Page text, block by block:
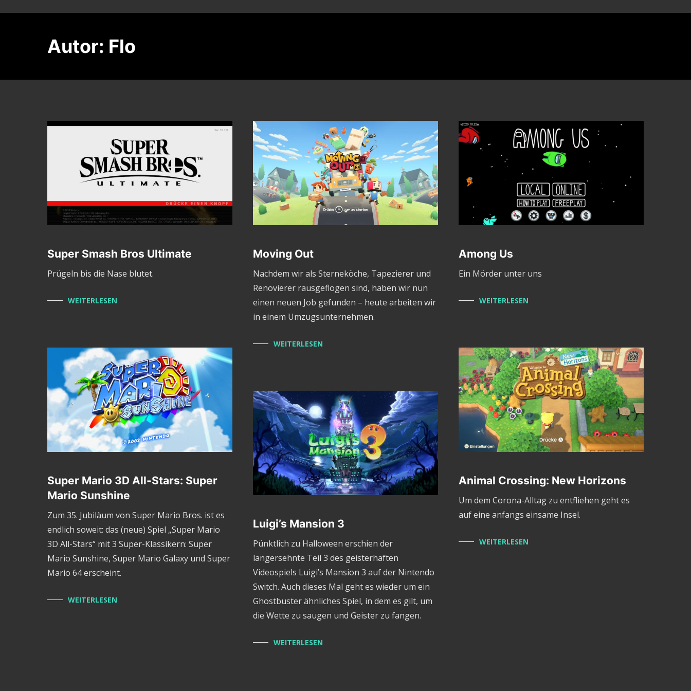
Autor: Flo
Super Smash Bros Ultimate
Prügeln bis die Nase blutet.
WEITERLESEN
Moving Out
Nachdem wir als Sterneköche, Tapezierer und
Renovierer rausgeflogen sind, haben wir nun
einen neuen Job gefunden – heute arbeiten wir
in einem Umzugsunternehmen.
WEITERLESEN
Among Us
Ein Mörder unter uns
WEITERLESEN
Super Mario 3D All-Stars: Super
Mario Sunshine
Zum 35. Jubiläum von Super Mario Bros. ist es
endlich soweit: das (neue) Spiel „Super Mario
3D All-Stars“ mit 3 Super-Klassikern: Super
Mario Sunshine, Super Mario Galaxy und Super
Mario 64 erscheint.
WEITERLESEN
Animal Crossing: New Horizons
Um dem Corona-Alltag zu entfliehen geht es
auf eine anfangs einsame Insel.
WEITERLESEN
Luigi’s Mansion 3
Pünktlich zu Halloween erschien der
langersehnte Teil 3 des geisterhaften
Videospiels Luigi’s Mansion 3 auf der Nintendo
Switch. Auch dieses Mal geht es wieder um ein
Ghostbuster ähnliches Spiel, in dem es gilt, um
die Wette zu saugen und Geister zu fangen.
WEITERLESEN